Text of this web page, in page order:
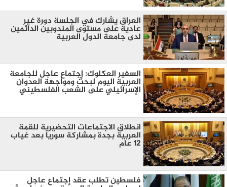
العراق يشارك في الجلسة دورة غير
عادية على مستوى المندوبين الدائمين
لدى جامعة الدول العربية
السفير العكلوك: إجتماع عاجل للجامعة
العربية اليوم لبحث ومواجهة العدوان
الإسرائيلي على الشعب الفلسطيني
انطلاق الاجتماعات التحضيرية للقمة
العربية بجدة بمشاركة سوريا بعد غياب
12 عام
فلسطين تطلب عقد إجتماع عاجل